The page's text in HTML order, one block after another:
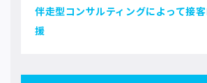
伴走型コンサルティングによって接
援